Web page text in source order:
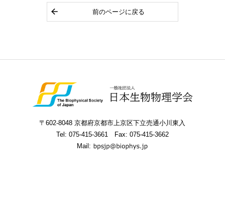
前のページに戻る
〒602-8048 京都府京都市上京区下立売通小川東入
Tel: 075-415-3661Fax: 075-415-3662
Mail: